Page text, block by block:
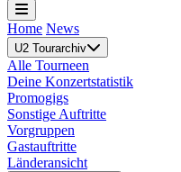
Home News
U2 Tourarchiv
Alle Tourneen
Deine Konzertstatistik
Promogigs
Sonstige Auftritte
Vorgruppen
Gastauftritte
Länderansicht